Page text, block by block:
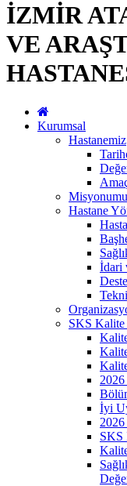
İZMİR
VE
Kurumsal
Hastanemiz
Hastane
İdari
SKS
İyi
2026
SKS